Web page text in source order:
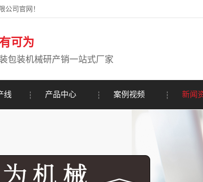
公司官网！
可为
包装机械研产销一站式厂家
线 产品中心 案例视频 新闻